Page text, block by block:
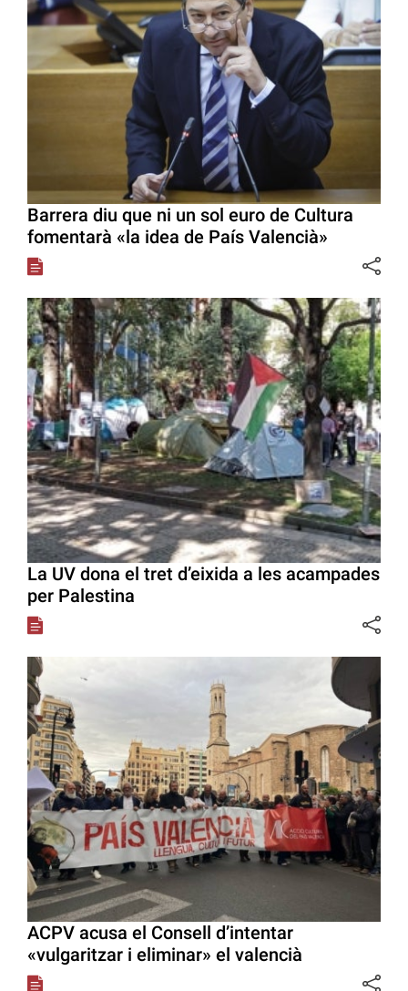
Barrera diu que ni un sol euro de Cultura
fomentarà «la idea de País Valencià»
La UV dona el tret d’eixida a les acampades
per Palestina
ACPV acusa el Consell d’intentar
«vulgaritzar i eliminar» el valencià